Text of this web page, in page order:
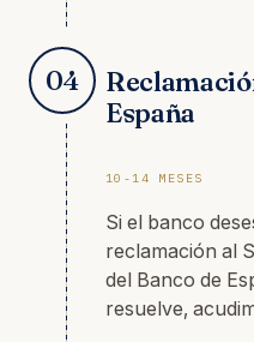
04
España
10-14 MESES
Si el banco
reclamación al
del Banco de
resuelve,